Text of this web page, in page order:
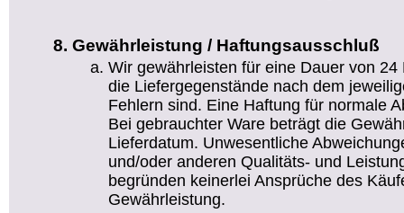
Gewährleistung / Haftungsausschluß
Wir gewährleisten für eine Dauer von
die Liefergegenstände nach dem
Fehlern sind. Eine Haftung für normale
Bei gebrauchter Ware beträgt die
Lieferdatum. Unwesentliche
und/oder anderen Qualitäts- und
begründen keinerlei Ansprüche des
Gewährleistung.